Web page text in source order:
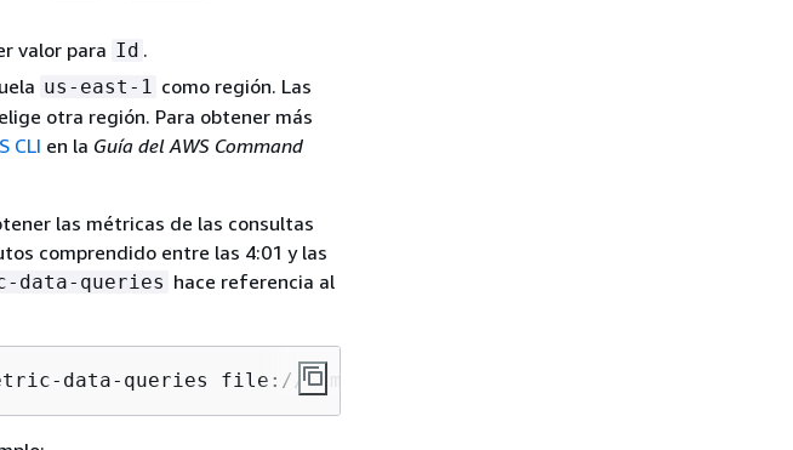
valor para Id .
us-east-1 como región. Las
otra región. Para obtener más
CLI en la Guía del AWS Command
las métricas de las consultas
comprendido entre las 4:01 y las
data-queries hace referencia al
data-queries file://./metric.json --start-time 2019-05-